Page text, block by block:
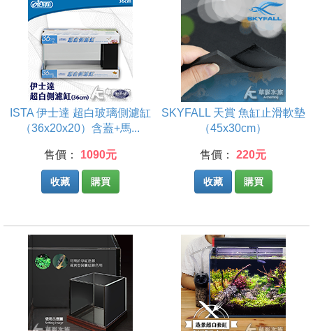
ISTA 伊士達 超白玻璃側濾缸
（36x20x20）含蓋+馬...
售價： 1090元
收藏 購買
SKYFALL 天賞 魚缸止滑軟墊
（45x30cm）
售價： 220元
收藏 購買